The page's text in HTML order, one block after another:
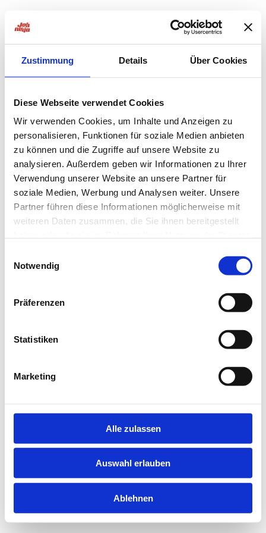
Zustimmung Details Über Cookies
Diese Webseite verwendet Cookies
Wir verwenden Cookies, um Inhalte und Anzeigen zu
personalisieren, Funktionen für soziale Medien anbieten
zu können und die Zugriffe auf unsere Website zu
analysieren. Außerdem geben wir Informationen zu Ihrer
Verwendung unserer Website an unsere Partner für
soziale Medien, Werbung und Analysen weiter. Unsere
Partner führen diese Informationen möglicherweise mit
weiteren Daten zusammen, die Sie ihnen bereitgestellt
Notwendig
Präferenzen
Statistiken
Marketing
Alle zulassen
Auswahl erlauben
Ablehnen
loadingjobninja.com
for more